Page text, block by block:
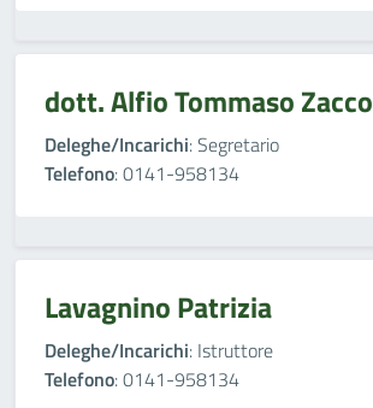
dott. Alfio Tommaso Zacco
Deleghe/Incarichi: Segretario
Telefono: 0141-958134
Lavagnino Patrizia
Deleghe/Incarichi: Istruttore
Telefono: 0141-958134